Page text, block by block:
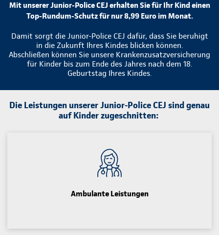
Mit unserer Junior-Police CEJ erhalten Sie für Ihr Kind einen
Top-Rundum-Schutz für nur 8,99 Euro im Monat.
Damit sorgt die Junior-Police CEJ dafür, dass Sie beruhigt
in die Zukunft Ihres Kindes blicken können.
Abschließen können Sie unsere Krankenzusatzversicherung
für Kinder bis zum Ende des Jahres nach dem 18.
Geburtstag Ihres Kindes.
Die Leistungen unserer Junior-Police CEJ sind genau
auf Kinder zugeschnitten:
Ambulante Leistungen